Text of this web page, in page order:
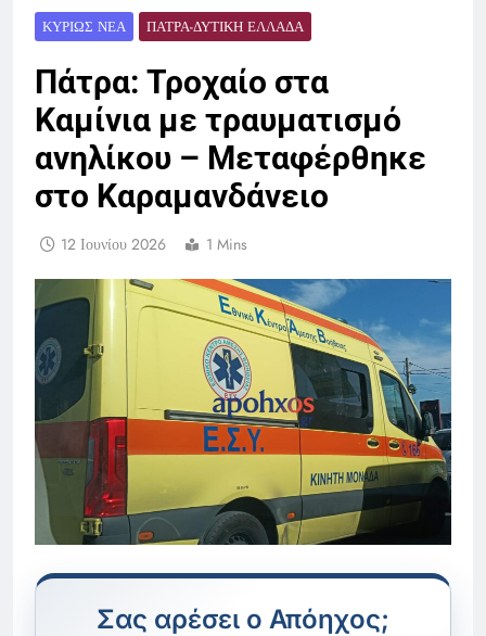
ΚΥΡΊΩΣ ΝΈΑ ΠΆΤΡΑ-ΔΥΤΙΚΉ ΕΛΛΆΔΑ
Πάτρα: Τροχαίο στα
Καμίνια με τραυματισμό
ανηλίκου – Μεταφέρθηκε
στο Καραμανδάνειο
12 Ιουνίου 2026 1 Mins
Σας αρέσει ο Απόηχος;